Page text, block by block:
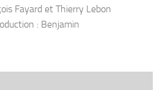
Fayard et Thierry Lebon
: Benjamin